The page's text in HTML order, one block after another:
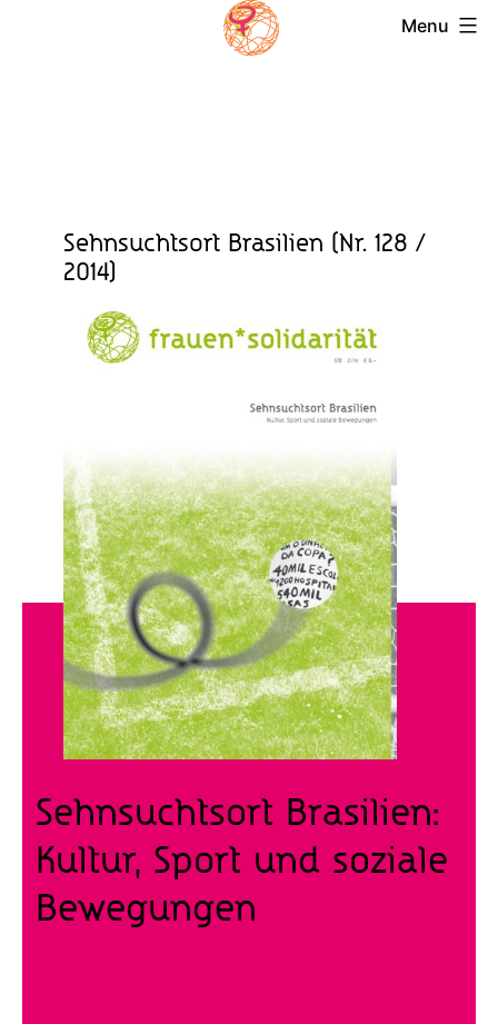
Menu
Sehnsuchtsort Brasilien (Nr. 128 /
2014)
Sehnsuchtsort Brasilien:
Kultur, Sport und soziale
Bewegungen